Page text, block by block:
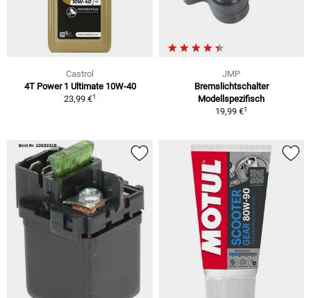
Castrol
4T Power 1 Ultimate 10W-40
23,99 €1
JMP
Bremslichtschalter
Modellspezifisch
19,99 €1